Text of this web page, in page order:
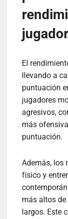
El
llevando a
puntuación
jugadores
agresivos,
más
puntuación.
Además, los
físico y
más altos
largos. Este